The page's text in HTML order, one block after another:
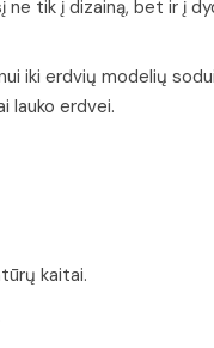
tik į dizainą, bet ir į
iki erdvių modelių
lauko erdvei.
kaitai.